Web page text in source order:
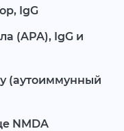
IgG
(APA), IgG и
(аутоиммунный
NMDA